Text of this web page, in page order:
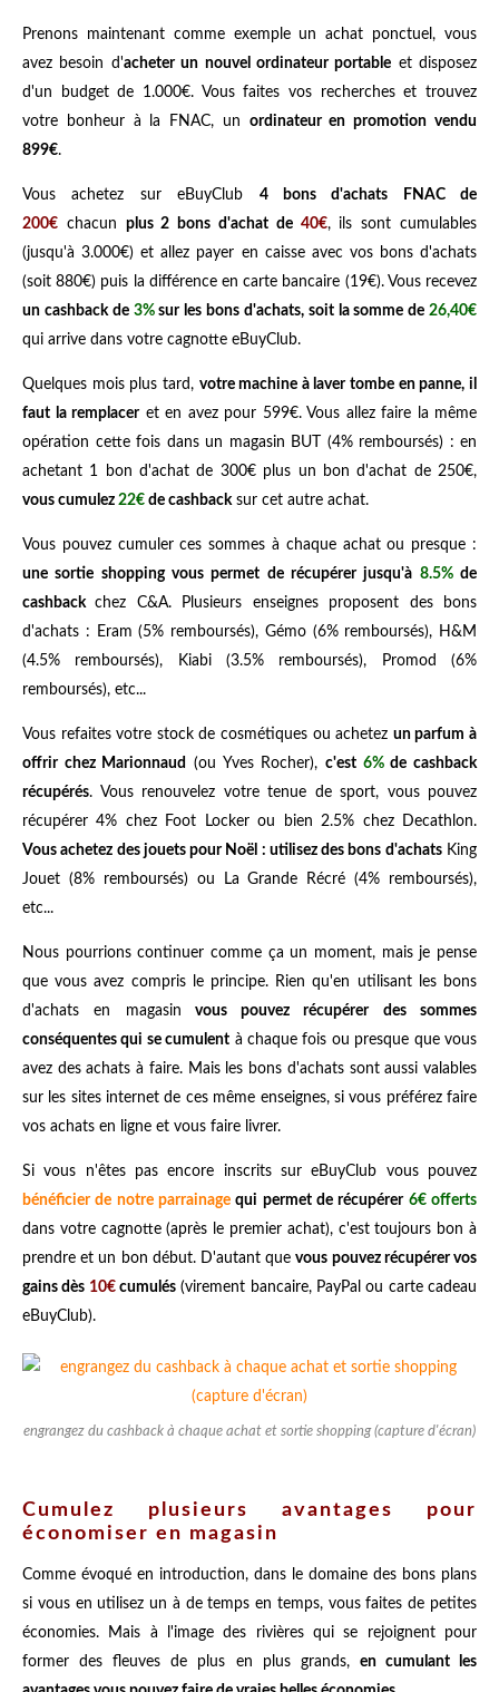
Prenons maintenant comme exemple un achat ponctuel, vous
avez besoin d'acheter un nouvel ordinateur portable et disposez
d'un budget de 1.000€. Vous faites vos recherches et trouvez
votre bonheur à la FNAC, un ordinateur en promotion vendu
899€.
Vous achetez sur eBuyClub 4 bons d'achats FNAC de
200€ chacun plus 2 bons d'achat de 40€, ils sont cumulables
(jusqu'à 3.000€) et allez payer en caisse avec vos bons d'achats
(soit 880€) puis la différence en carte bancaire (19€). Vous recevez
un cashback de 3%sur les bons d'achats, soit la somme de 26,40€
qui arrive dans votre cagnotte eBuyClub.
Quelques mois plus tard, votre machine à laver tombe en panne, il
faut la remplaceret en avez pour 599€. Vous allez faire la même
opération cette fois dans un magasin BUT (4% remboursés) : en
achetant 1 bon d'achat de 300€ plus un bon d'achat de 250€,
vous cumulez 22€ de cashbacksur cet autre achat.
Vous pouvez cumuler ces sommes à chaque achat ou presque :
une sortie shopping vous permet de récupérer jusqu'à 8.5%de
cashbackchez C&A. Plusieurs enseignes proposent des bons
d'achats : Eram (5% remboursés), Gémo (6% remboursés), H&M
(4.5% remboursés), Kiabi (3.5% remboursés), Promod (6%
remboursés), etc...
Vous refaites votre stock de cosmétiques ou achetez un parfum à
offrir chez Marionnaud
(ou Yves Rocher),c'est 6%de cashback
récupérés. Vous renouvelez votre tenue de sport, vous pouvez
récupérer 4% chez Foot Locker ou bien 2.5% chez Decathlon.
Vous achetez des jouets pour Noël : utilisez des bons d'achatsKing
Jouet (8% remboursés) ou La Grande Récré (4% remboursés),
etc...
Nous pourrions continuer comme ça un moment, mais je pense
que vous avez compris le principe. Rien qu'en utilisant les bons
d'achats en magasin vous pouvez récupérer des sommes
conséquentes qui se cumulent à chaque fois ou presque que vous
avez des achats à faire. Mais les bons d'achats sont aussi valables
sur les sites internet de ces même enseignes, si vous préférez faire
vos achats en ligne et vous faire livrer.
Si vous n'êtes pas encore inscrits sur eBuyClub vous pouvez
bénéficier de notre parrainage qui permet de récupérer 6€ offerts
dans votre cagnotte (après le premier achat), c'est toujours bon à
prendre et un bon début. D'autant quevous pouvez récupérer vos
gains dès 10€cumulés (virement bancaire, PayPal ou carte cadeau
eBuyClub).
engrangez du cashback à chaque achat et sortie shopping (capture d'écran)
Cumulez plusieurs avantages pour
économiser en magasin
Comme évoqué en introduction, dans le domaine des bons plans
si vous en utilisez un à de temps en temps, vous faites de petites
économies. Mais à l'image des rivières qui se rejoignent pour
former des fleuves de plus en plus grands, en cumulant les